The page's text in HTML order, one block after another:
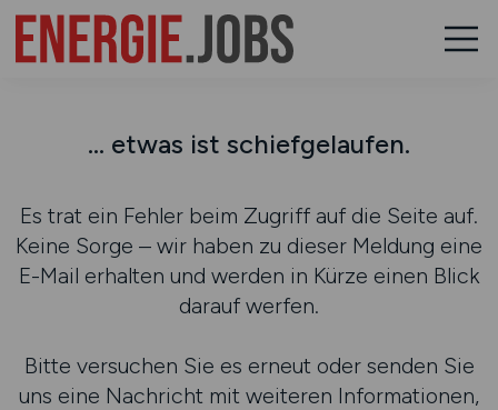
... etwas ist schiefgelaufen.
Es trat ein Fehler beim Zugriff auf die Seite auf.
Keine Sorge – wir haben zu dieser Meldung eine
E-Mail erhalten und werden in Kürze einen Blick
darauf werfen.
Bitte versuchen Sie es erneut oder senden Sie
uns eine Nachricht mit weiteren Informationen,